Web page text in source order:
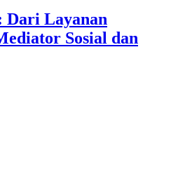
Dari Layanan
Sosial dan